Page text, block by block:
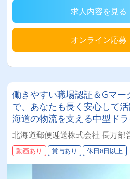
求人内容を見る
オンライン応募
働きやすい職場認証＆Gマー
で、あなたも長く安心して
海道の物流を支える中型ド
迎◎残業月平均8～9時間◎賞
績：計4.05ヶ月分）◎カゴ台
北海道郵便逓送株式会社 長万部
動画あり 賞与あり 休日8日以上